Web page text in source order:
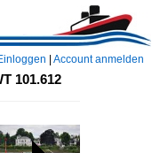
Account anmelden
101.612